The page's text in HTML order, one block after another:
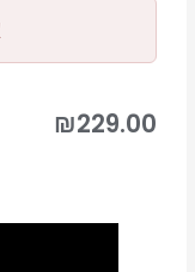
₪229.00